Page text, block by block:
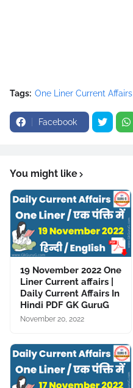
Tags: One Liner Current Affairs
Facebook
You might like
19 November 2022 One
Liner Current affairs |
Daily Current Affairs In
Hindi PDF GK GuruG
November 20, 2022